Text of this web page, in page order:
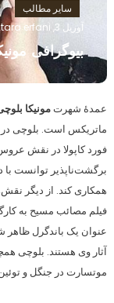
سایر مطالب
آوریل 3, 2022
tara erfani
بیوگرافی
عمدهٔ شهرتمونیکا
ماتریکس است. بلوچی در
فورد کاپولا در نقش عروس
برگشت‌ناپذیر توانست با
همکاری کند. از دیگر
فیلم مصائب مسیح به
عنوان یک باندگرل ظاهر
آثار وی هستند. بلوچی
موتسارت در جنگل و